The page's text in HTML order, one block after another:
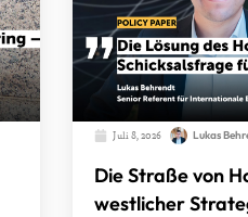
Juli 8, 2026 Lukas
Die Straße von
westlicher